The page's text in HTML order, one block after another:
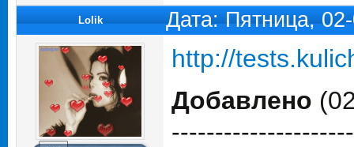
Lolik Дата: Пятница,
http://
Добавлено